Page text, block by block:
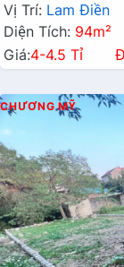
Liên Xã
Vị Trí: Lam Điền
Diện Tích: 94m²
Giá:4-4.5 Tỉ
CHƯƠNG MỸ